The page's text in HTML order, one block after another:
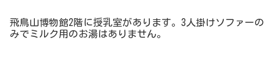
飛鳥山博物館2階に授乳室があります。3人掛けソファーの
みでミルク用のお湯はありません。